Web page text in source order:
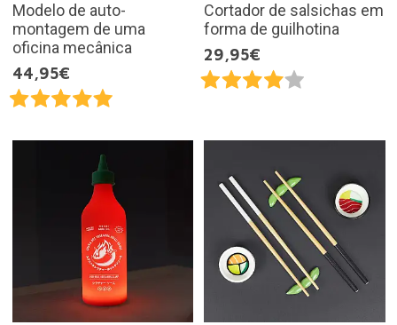
Modelo de auto-
montagem de uma
oficina mecânica
44,95€
Cortador de salsichas em
forma de guilhotina
29,95€